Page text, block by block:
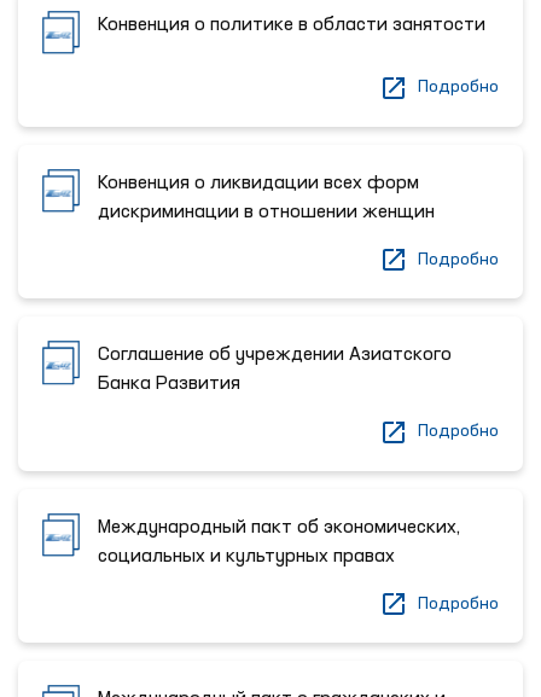
Конвенция о политике в области занятости
Подробно
Конвенция о ликвидации всех форм
дискриминации в отношении женщин
Подробно
Соглашение об учреждении Азиатского
Банка Развития
Подробно
Международный пакт об экономических,
социальных и культурных правах
Подробно